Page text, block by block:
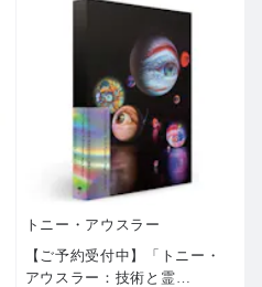
トニー・アウスラー
【ご予約受付中】「トニー・
アウスラー：技術と霊